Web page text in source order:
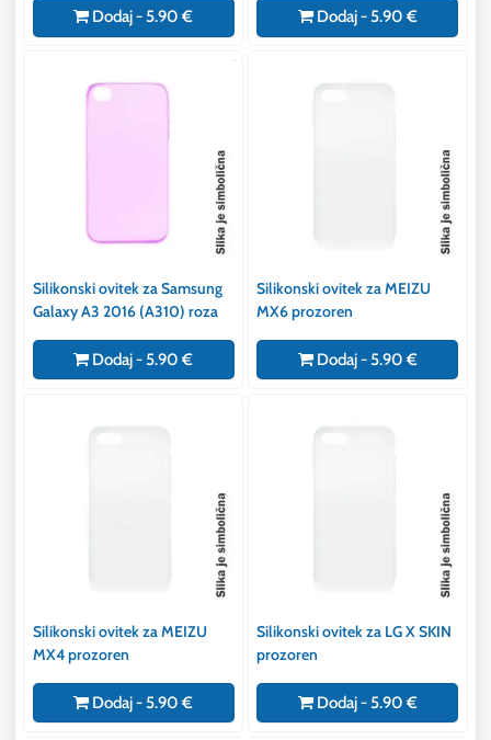
Dodaj - 5.90 €
Dodaj - 5.90 €
Silikonski ovitek za Samsung
Galaxy A3 2016 (A310) roza
Dodaj - 5.90 €
Silikonski ovitek za MEIZU
MX6 prozoren
Dodaj - 5.90 €
Silikonski ovitek za MEIZU
MX4 prozoren
Dodaj - 5.90 €
Silikonski ovitek za LG X SKIN
prozoren
Dodaj - 5.90 €